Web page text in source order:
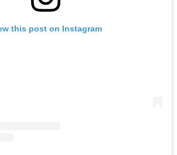
this post on Instagram